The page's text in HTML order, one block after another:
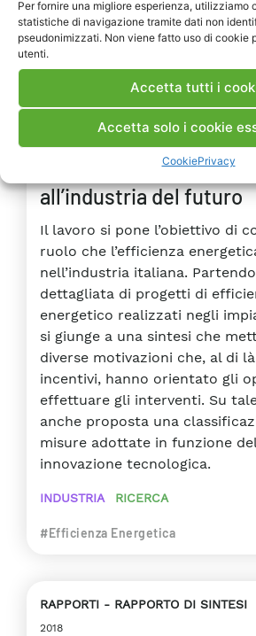
Per fornire una migliore esperienza, utilizziamo
statistiche di navigazione tramite dati non
pseudonimizzati. Non viene fatto uso di cookie
utenti.
Accetta tutti i
Accetta solo i cookie
CookiePrivacy
#Efficienza Energetica #Settore
RAPPORTI DELIVERABLE
Dall’efficienza
all’industria del futuro
Il lavoro si pone l’obiettivo di
ruolo che l’efficienza
nell’industria italiana. Partendo
dettagliata di progetti di
energetico realizzati negli
si giunge a una sintesi che
diverse motivazioni che, al di
incentivi, hanno orientato gli
effettuare gli interventi. Su
anche proposta una
misure adottate in funzione
innovazione tecnologica.
INDUSTRIA RICERCA
#Efficienza Energetica
RAPPORTI RAPPORTO DI SINTESI
2018